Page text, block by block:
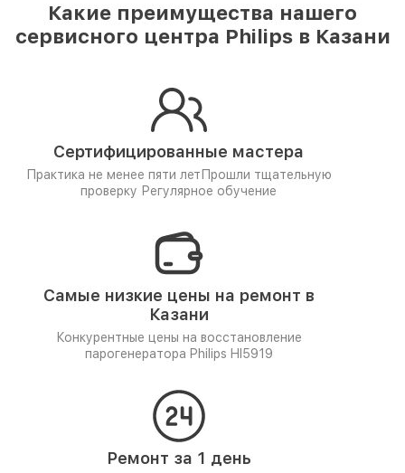
Какие преимущества нашего
сервисного центра Philips в Казани
Сертифицированные мастера
Практика не менее пяти лет Прошли тщательную
проверку Регулярное обучение
Самые низкие цены на ремонт в
Казани
Конкурентные цены на восстановление
парогенератора Philips HI5919
Ремонт за 1 день